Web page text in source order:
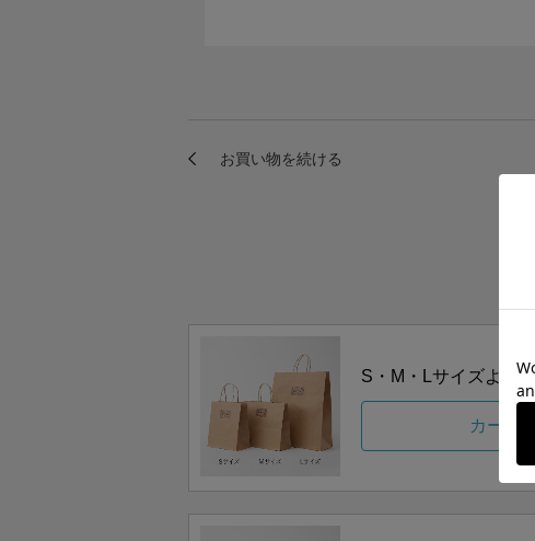
S・M・Lサイズより
カート